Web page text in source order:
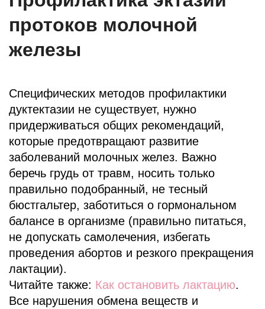
протоков молочной
железы
Специфических методов профилактики
дуктектазии не существует, нужно
придерживаться общих рекомендаций,
которые предотвращают развитие
заболеваний молочных желез. Важно
беречь грудь от травм, носить только
правильно подобранный, не тесный
бюстгальтер, заботиться о гормональном
балансе в организме (правильно питаться,
не допускать самолечения, избегать
проведения абортов и резкого прекращения
лактации).
Читайте также: Как остановить лактацию.
Все нарушения обмена веществ и